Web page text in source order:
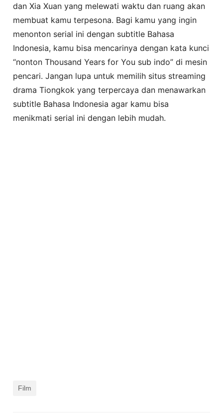
dan Xia Xuan yang melewati waktu dan ruang akan
membuat kamu terpesona. Bagi kamu yang ingin
menonton serial ini dengan subtitle Bahasa
Indonesia, kamu bisa mencarinya dengan kata kunci
“nonton Thousand Years for You sub indo” di mesin
pencari. Jangan lupa untuk memilih situs streaming
drama Tiongkok yang terpercaya dan menawarkan
subtitle Bahasa Indonesia agar kamu bisa
menikmati serial ini dengan lebih mudah.
Film